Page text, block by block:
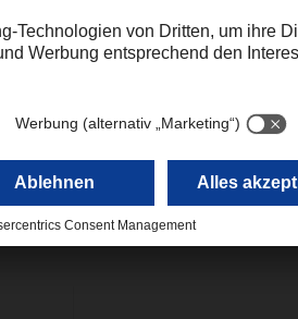
magazin Ausgaben.